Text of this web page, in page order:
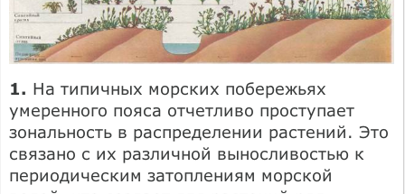
1. На типичных морских побережьях
умеренного пояса отчетливо проступает
зональность в распределении растений. Это
связано с их различной выносливостью к
периодическим затоплениям морской